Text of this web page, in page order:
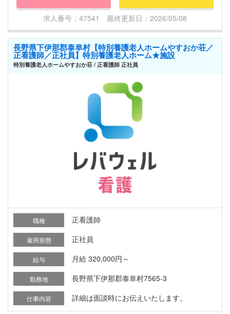
求人番号：47541 最終更新日：2026/05/08
長野県下伊那郡泰阜村【特別養護老人ホームやすおか荘／
正看護師／正社員】特別養護老人ホーム★施設
特別養護老人ホームやすおか荘 / 正看護師 正社員
職種 正看護師
雇用形態 正社員
給与 月給 320,000円～
勤務地 長野県下伊那郡泰阜村7565-3
仕事内容 詳細は面談時にお伝えいたします。